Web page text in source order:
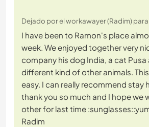
Dejado por el workawayer (Radim)
I have been to Ramon's place
week. We enjoyed together very
company his dog India, a cat
different kind of other animals.
easy. I can really recommend stay
thank you so much and I hope we
other for last time
Radim